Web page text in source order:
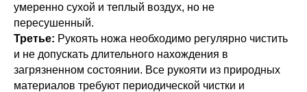
умеренно сухой и теплый воздух, но не
пересушенный.
Третье: Рукоять ножа необходимо регулярно чистить
и не допускать длительного нахождения в
загрязненном состоянии. Все рукояти из природных
материалов требуют периодической чистки и